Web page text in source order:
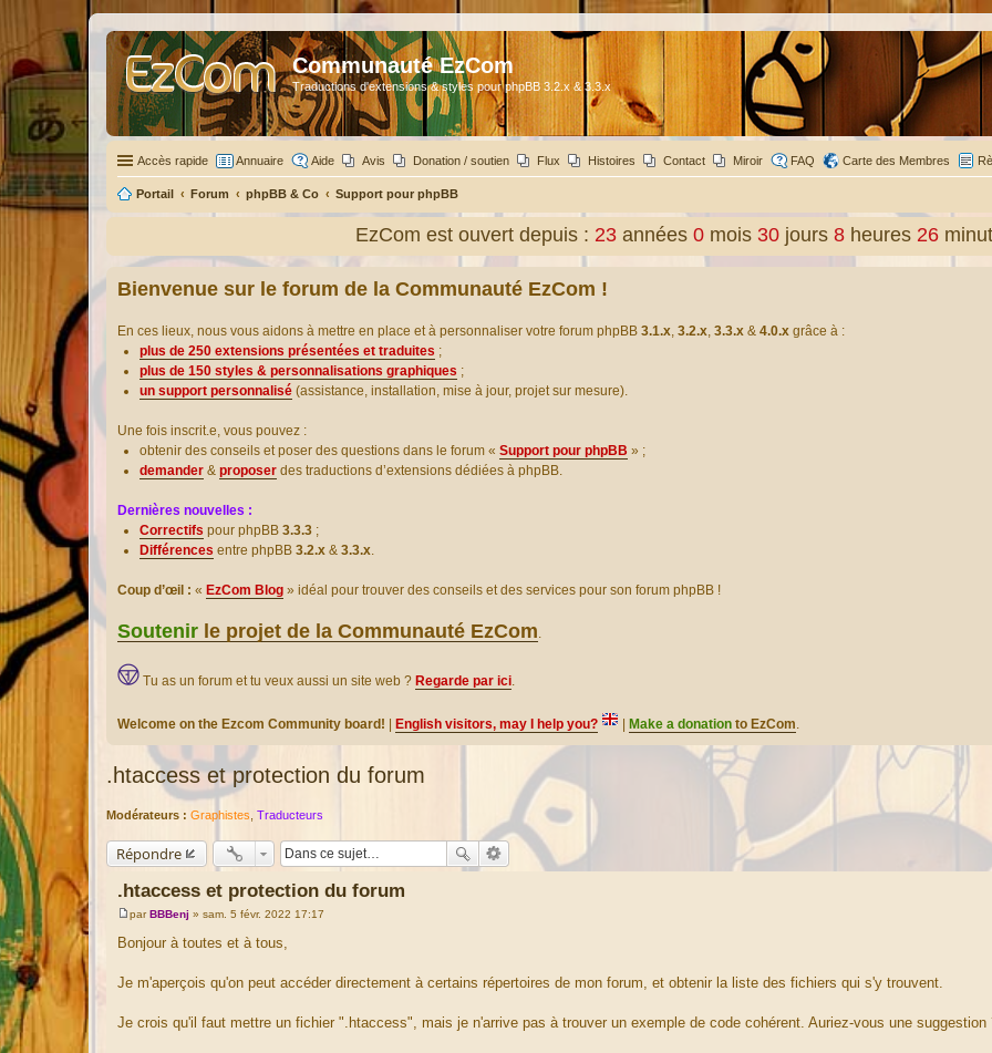
Communauté EzCom
Traductions d'extensions & styles pour phpBB 3.2.x & 3.3.x
Accès rapide Annuaire Aide Avis Donation / soutien Flux Histoires Contact Miroir FAQ Carte des Membres
Portail Forum phpBB & Co Support pour phpBB
EzCom est ouvert depuis : 23 années 0 mois 30 jours 8 heures 26
Bienvenue sur le forum de la Communauté EzCom !
En ces lieux, nous vous aidons à mettre en place et à personnaliser votre forum phpBB 3.1.x, 3.2.x, 3.3.x & 4.0.x grâce à :
plus de 250 extensions présentées et traduites ;
plus de 150 styles & personnalisations graphiques ;
un support personnalisé (assistance, installation, mise à jour, projet sur mesure).
Une fois inscrit.e, vous pouvez :
obtenir des conseils et poser des questions dans le forum « Support pour phpBB » ;
demander & proposer des traductions d’extensions dédiées à phpBB.
Dernières nouvelles :
Correctifs pour phpBB 3.3.3 ;
Différences entre phpBB 3.2.x & 3.3.x.
Coup d’œil : « EzCom Blog » idéal pour trouver des conseils et des services pour son forum phpBB !
Soutenir le projet de la Communauté EzCom.
Tu as un forum et tu veux aussi un site web ? Regarde par ici.
Welcome on the Ezcom Community board! English visitors, may I help you? Make a donation to EzCom.
.htaccess et protection du forum
Modérateurs : Graphistes Traducteurs
Répondre
.htaccess et protection du forum
M
s
g
parBBBenj » sam. 5 févr. 2022 17:17
Bonjour à toutes et à tous,
Je m'aperçois qu'on peut accéder directement à certains répertoires de mon forum, et obtenir la liste des fichiers qui s'y trouvent.
Je crois qu'il faut mettre un fichier ".htaccess", mais je n'arrive pas à trouver un exemple de code cohérent. Auriez-vous une suggestion